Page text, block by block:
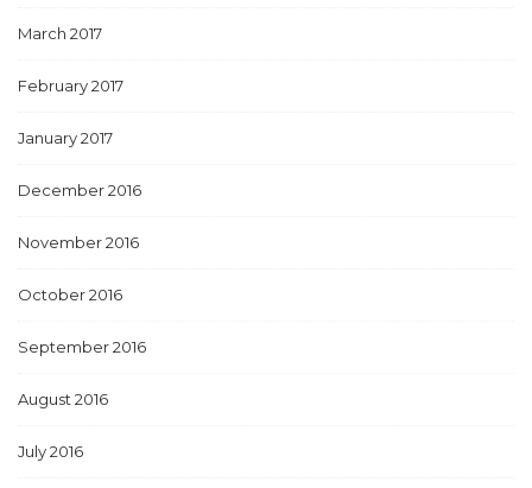
March 2017
February 2017
January 2017
December 2016
November 2016
October 2016
September 2016
August 2016
July 2016